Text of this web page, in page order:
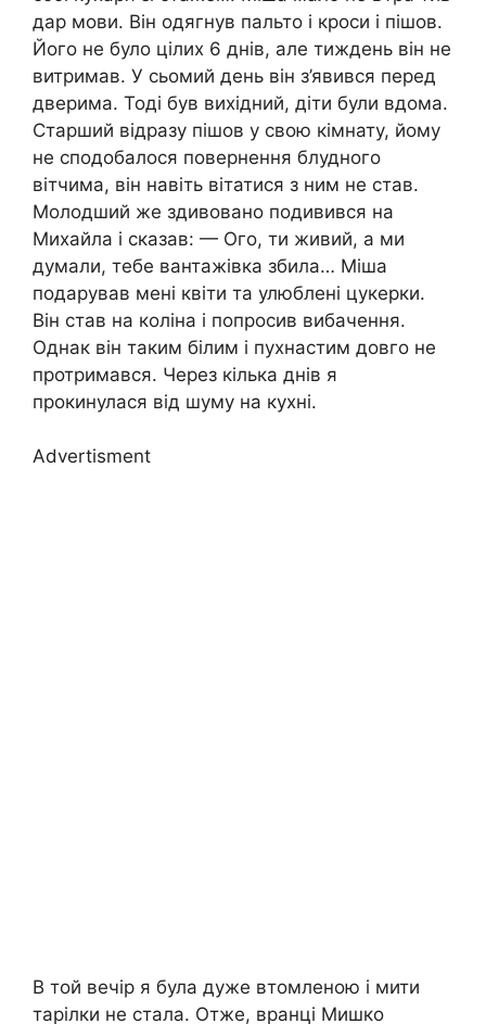
дар мови. Він одягнув пальто і кроси і пішов.
Його не було цілих 6 днів, але тиждень він не
витримав. У сьомий день він з’явився перед
дверима. Тоді був вихідний, діти були вдома.
Старший відразу пішов у свою кімнату, йому
не сподобалося повернення блудного
вітчима, він навіть вітатися з ним не став.
Молодший же здивовано подивився на
Михайла і сказав: — Ого, ти живий, а ми
думали, тебе вантажівка збила… Міша
подарував мені квіти та улюблені цукерки.
Він став на коліна і попросив вибачення.
Однак він таким білим і пухнастим довго не
протримався. Через кілька днів я
прокинулася від шуму на кухні.
Advertisment
В той вечір я була дуже втомленою і мити
тарілки не стала. Отже, вранці Мишко